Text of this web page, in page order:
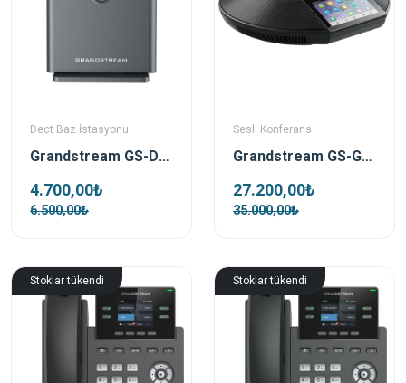
Dect Baz İstasyonu
Grandstream GS-DP752 Dect Baz İstasyonu
4.700,00₺
6.500,00₺
Sesli Konferans
Grandstream GS-GAC2500 Android Sesli Konferans Cihazı
27.200,00₺
35.000,00₺
Stoklar tükendi Stoklar tükendi